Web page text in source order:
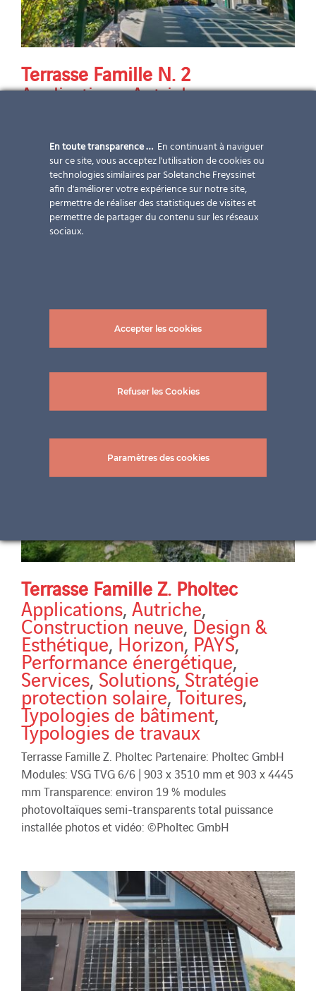
Terrasse Famille N. 2
Applications,Autriche,
Performance énergétique,
Services,Solutions,Stratégie
protection solaire,Toitures,
Typologies de bâtiment,
Typologies de travaux
GmbH
Terrasse Famille Z. Pholtec
Applications, Autriche,
Construction neuve,Design &
Esthétique,Horizon, PAYS,
Performance énergétique,
Services,Solutions,Stratégie
protection solaire,Toitures,
Typologies de bâtiment,
Typologies de travaux
Terrasse Famille Z. Pholtec Partenaire: Pholtec GmbH
Modules: VSG TVG 6/6 | 903 x 3510 mm et 903 x 4445
mm Transparence: environ 19 % modules
photovoltaïques semi-transparents total puissance
installée photos et vidéo: ©Pholtec GmbH
En toute transparence … En continuant à naviguer
sur ce site, vous acceptez l'utilisation de cookies ou
technologies similaires par Soletanche Freyssinet
afin d'améliorer votre expérience sur notre site,
permettre de réaliser des statistiques de visites et
permettre de partager du contenu sur les réseaux
sociaux.
Accepter les cookies
Refuser les Cookies
Paramètres des cookies